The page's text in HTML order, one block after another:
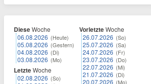
DieseWoche
06.08.2026 (Heute)
05.08.2026 (Gestern)
04.08.2026 (Di)
03.08.2026 (Mo)
LetzteWoche
02.08.2026 (So)
VorletzteWoche
26.07.2026 (So)
25.07.2026 (Sa)
24.07.2026 (Fr)
23.07.2026 (Do)
22.07.2026 (Mi)
21.07.2026 (Di)
20.07.2026 (Mo)